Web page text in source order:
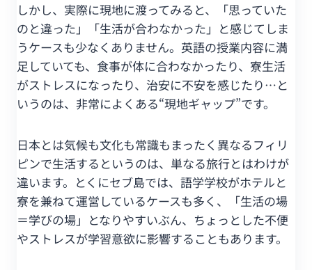
しかし、実際に現地に渡ってみると、「思っていた
のと違った」「生活が合わなかった」と感じてしま
うケースも少なくありません。英語の授業内容に満
足していても、食事が体に合わなかったり、寮生活
がストレスになったり、治安に不安を感じたり…と
いうのは、非常によくある“現地ギャップ”です。
日本とは気候も文化も常識もまったく異なるフィリ
ピンで生活するというのは、単なる旅行とはわけが
違います。とくにセブ島では、語学学校がホテルと
寮を兼ねて運営しているケースも多く、「生活の場
＝学びの場」となりやすいぶん、ちょっとした不便
やストレスが学習意欲に影響することもあります。